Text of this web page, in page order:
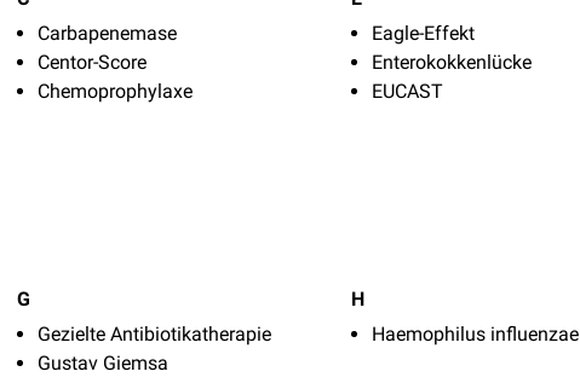
Carbapenemase
Centor-Score
Chemoprophylaxe
Eagle-Effekt
Enterokokkenlücke
EUCAST
G
Gezielte Antibiotikatherapie
Gustav Giemsa
H
Haemophilus influenzae